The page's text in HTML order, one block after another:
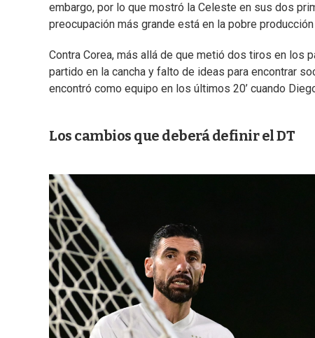
embargo, por lo que mostró la Celeste en sus dos
preocupación más grande está en la pobre
Contra Corea, más allá de que metió dos tiros en los
partido en la cancha y falto de ideas para encontrar
encontró como equipo en los últimos 20’ cuando
Los cambios que deberá definir el DT